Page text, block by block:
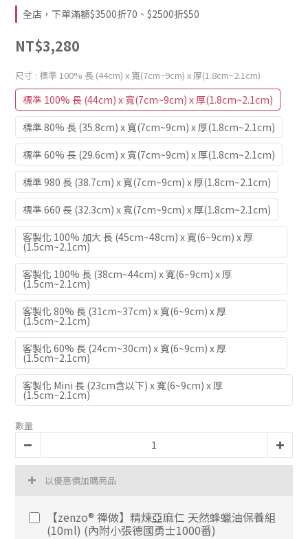
全店，下單滿額$3500折70、$2500折$50
NT$3,280
尺寸 : 標準 100% 長 (44cm) x 寬(7cm~9cm) x 厚(1.8cm~2.1cm)
標準 100% 長 (44cm) x 寬(7cm~9cm) x 厚(1.8cm~2.1cm)
標準 80% 長 (35.8cm) x 寬(7cm~9cm) x 厚(1.8cm~2.1cm)
標準 60% 長 (29.6cm) x 寬(7cm~9cm) x 厚(1.8cm~2.1cm)
標準 980 長 (38.7cm) x 寬(7cm~9cm) x 厚(1.8cm~2.1cm)
標準 660 長 (32.3cm) x 寬(7cm~9cm) x 厚(1.8cm~2.1cm)
客製化 100% 加大 長 (45cm~48cm) x 寬(6~9cm) x 厚
(1.5cm~2.1cm)
客製化 100% 長 (38cm~44cm) x 寬(6~9cm) x 厚
(1.5cm~2.1cm)
客製化 80% 長 (31cm~37cm) x 寬(6~9cm) x 厚
(1.5cm~2.1cm)
客製化 60% 長 (24cm~30cm) x 寬(6~9cm) x 厚
(1.5cm~2.1cm)
客製化 Mini 長 (23cm含以下) x 寬(6~9cm) x 厚
(1.5cm~2.1cm)
數量
以優惠價加購商品
【zenzo® 禪做】精煉亞麻仁 天然蜂蠟油保養組
(10ml) (內附小張德國勇士1000番)